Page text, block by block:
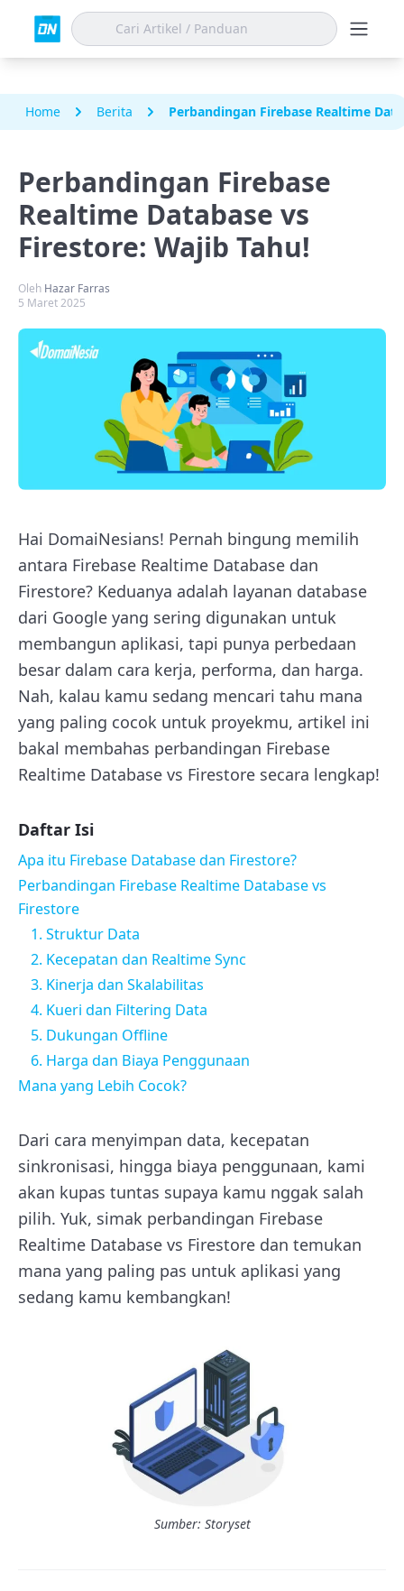
Home Berita Perbandingan Firebase Realtime
Perbandingan Firebase
Realtime Database vs
Firestore: Wajib Tahu!
Oleh Hazar Farras
5 Maret 2025
Hai DomaiNesians! Pernah bingung memilih
antara Firebase Realtime Database dan
Firestore? Keduanya adalah layanan database
dari Google yang sering digunakan untuk
membangun aplikasi, tapi punya perbedaan
besar dalam cara kerja, performa, dan harga.
Nah, kalau kamu sedang mencari tahu mana
yang paling cocok untuk proyekmu, artikel ini
bakal membahas perbandingan Firebase
Realtime Database vs Firestore secara lengkap!
Daftar Isi
Apa itu Firebase Database dan Firestore?
Perbandingan Firebase Realtime Database vs
Firestore
1. Struktur Data
2. Kecepatan dan Realtime Sync
3. Kinerja dan Skalabilitas
4. Kueri dan Filtering Data
5. Dukungan Offline
6. Harga dan Biaya Penggunaan
Mana yang Lebih Cocok?
Dari cara menyimpan data, kecepatan
sinkronisasi, hingga biaya penggunaan, kami
akan kupas tuntas supaya kamu nggak salah
pilih. Yuk, simak perbandingan Firebase
Realtime Database vs Firestore dan temukan
mana yang paling pas untuk aplikasi yang
sedang kamu kembangkan!
Sumber: Storyset